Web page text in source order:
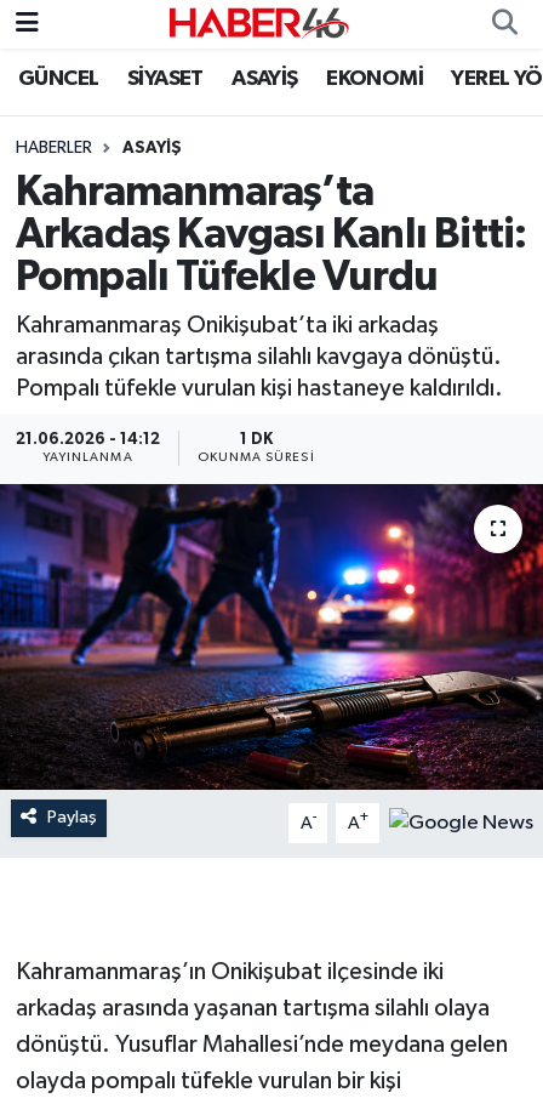
GÜNCEL SİYASET ASAYİŞ EKONOMİ YEREL
HABERLER ASAYİŞ
Kahramanmaraş’ta
Arkadaş Kavgası Kanlı Bitti:
Pompalı Tüfekle Vurdu
Kahramanmaraş Onikişubat’ta iki arkadaş
arasında çıkan tartışma silahlı kavgaya dönüştü.
Pompalı tüfekle vurulan kişi hastaneye kaldırıldı.
21.06.2026 - 14:12
YAYINLANMA
1 DK
OKUNMA SÜRESI
Paylaş A- A+
Kahramanmaraş’ın Onikişubat ilçesinde iki
arkadaş arasında yaşanan tartışma silahlı olaya
dönüştü. Yusuflar Mahallesi’nde meydana gelen
olayda pompalı tüfekle vurulan bir kişi
GÜNCEL
SİYASET
EKONOMİ
SPOR
YAŞAM
TEKNOLOJİ
SAĞLIK
EĞİTİM
İLÇE HABERLERİ
KÜLTÜR-SANAT
KSÜ
DÜNYA
ROPORTAJ
KADIN-AİLE
YEREL YÖNETİM
MEDYA
Nöbetçi Eczaneler
Hava Durumu
Kahramanmaraş Namaz Vakitleri
Trafik Durumu
Süper Lig Puan Durumu ve Fikstür
Tüm Manşetler
Son Dakika Haberleri
Haber Arşivi